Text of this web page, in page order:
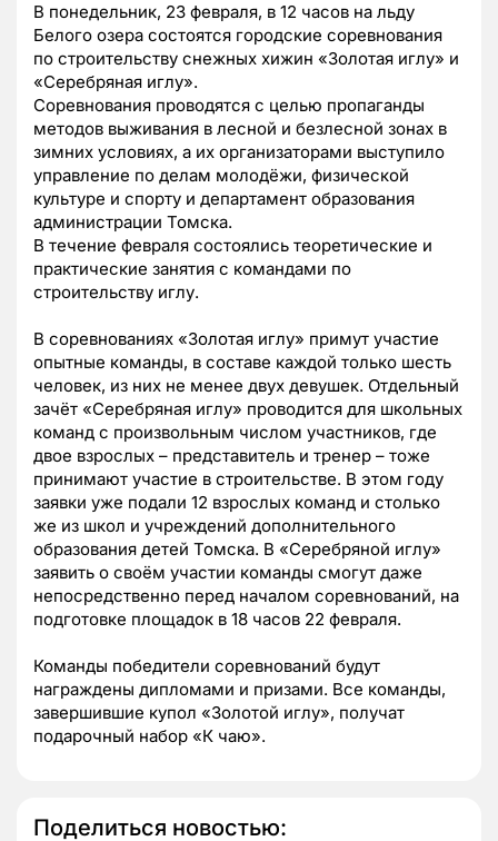
В понедельник, 23 февраля, в 12 часов на льду
Белого озера состоятся городские соревнования
по строительству снежных хижин «Золотая иглу» и
«Серебряная иглу».
Соревнования проводятся с целью пропаганды
методов выживания в лесной и безлесной зонах в
зимних условиях, а их организаторами выступило
управление по делам молодёжи, физической
культуре и спорту и департамент образования
администрации Томска.
В течение февраля состоялись теоретические и
практические занятия с командами по
строительству иглу.
В соревнованиях «Золотая иглу» примут участие
опытные команды, в составе каждой только шесть
человек, из них не менее двух девушек. Отдельный
зачёт «Серебряная иглу» проводится для школьных
команд с произвольным числом участников, где
двое взрослых – представитель и тренер – тоже
принимают участие в строительстве. В этом году
заявки уже подали 12 взрослых команд и столько
же из школ и учреждений дополнительного
образования детей Томска. В «Серебряной иглу»
заявить о своём участии команды смогут даже
непосредственно перед началом соревнований, на
подготовке площадок в 18 часов 22 февраля.
Команды победители соревнований будут
награждены дипломами и призами. Все команды,
завершившие купол «Золотой иглу», получат
подарочный набор «К чаю».
Поделиться новостью: